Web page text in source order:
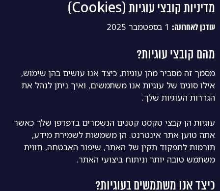
מדיניות קובצי עוגיות (Cookies)
עודכן לאחרונה:
מהם קובצי עוגיות?
מסמך זה מסביר מהן עוגיות, כיצד אנו עושים בהן שימוש,
אילו סוגים של עוגיות אנו משתמשים, ואיך ניתן לנהל את
הגדרות העוגיות שלך.
עוגיות הן קבצי טקסט קטנים הנשמרים בדפדפן שלך כאשר
אתה טוען אתר אינטרנט. הן משמשות לשמירת מידע,
תורמות לתפקוד תקין של האתר, שיפור האבטחה, חווית
משתמש טובה יותר וניתוח ביצועי האתר.
כיצד אנו משתמשים בעוגיות?